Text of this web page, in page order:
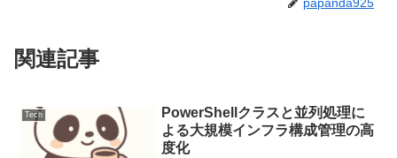
関連記事
Tech
PowerShellクラスと並列処理に
よる大規模インフラ構成管理の高
度化